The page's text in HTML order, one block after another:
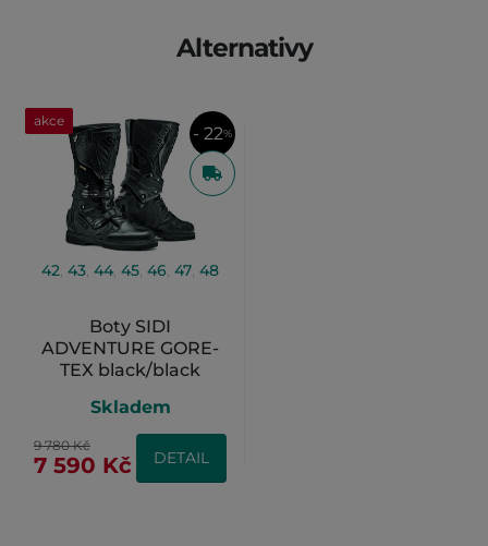
Alternativy
42, 43, 44, 45, 46, 47, 48
Boty SIDI
ADVENTURE GORE-
TEX black/black
akce
- 22%
Skladem
9 780 Kč
7 590 Kč DETAIL